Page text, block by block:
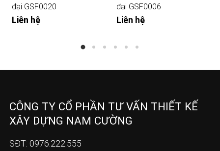
đại GSF0020
Liên hệ
đại GSF0006
Liên hệ
CÔNG TY CỔ PHẦN TƯ VẤN THIẾT KẾ
XÂY DỰNG NAM CƯỜNG
SĐT: 0976.222.555